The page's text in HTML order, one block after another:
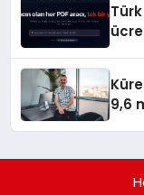
9,6